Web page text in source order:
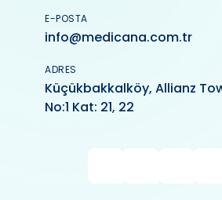
E-POSTA
info@medicana.com.tr
ADRES
Küçükbakkalköy, Allianz
No:1 Kat: 21, 22